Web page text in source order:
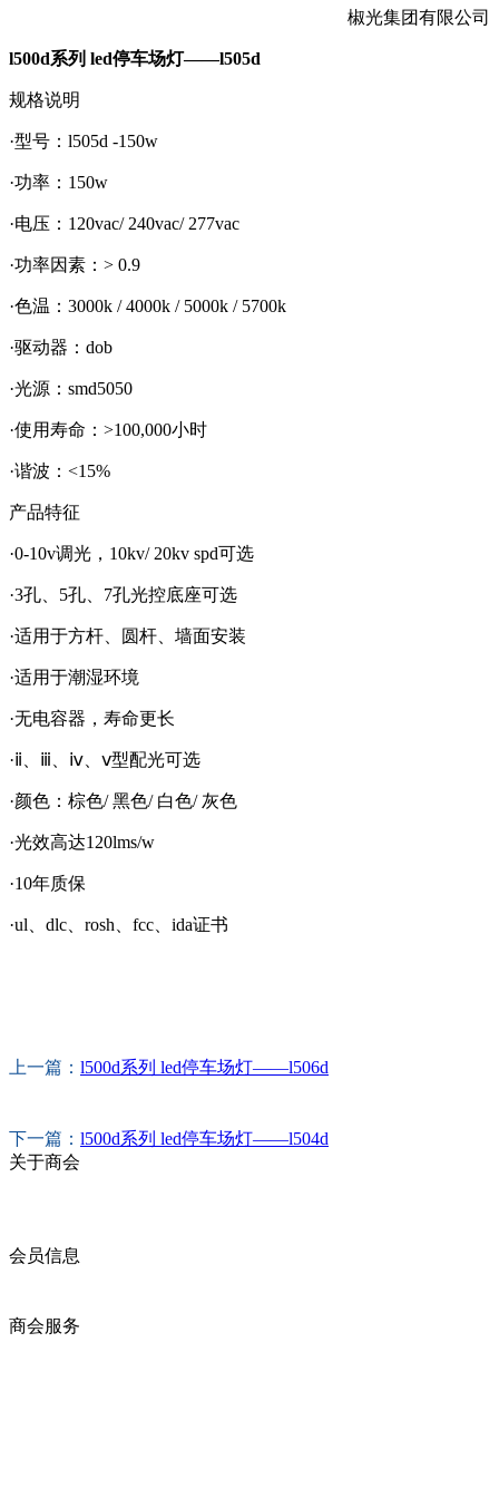
椒光集团有限公司
l500d系列 led停车场灯——l505d
规格说明
·型号：l505d -150w
·功率：150w
·电压：120vac/ 240vac/ 277vac
·功率因素：> 0.9
·色温：3000k / 4000k / 5000k / 5700k
·驱动器：dob
·光源：smd5050
·使用寿命：>100,000小时
·谐波：<15%
产品特征
·0-10v调光，10kv/ 20kv spd可选
·3孔、5孔、7孔光控底座可选
·适用于方杆、圆杆、墙面安装
·适用于潮湿环境
·无电容器，寿命更长
·ⅱ、ⅲ、ⅳ、ⅴ型配光可选
·颜色：棕色/ 黑色/ 白色/ 灰色
·光效高达120lms/w
·10年质保
·ul、dlc、rosh、fcc、ida证书
上一篇： l500d系列 led停车场灯——l506d
下一篇： l500d系列 led停车场灯——l504d
关于商会
会员信息
商会服务